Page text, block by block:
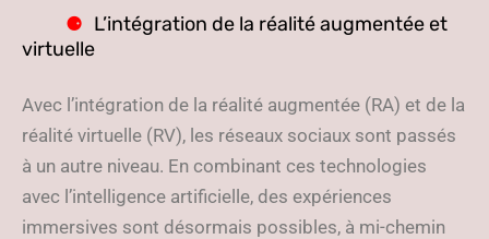
L’intégration de la réalité augmentée et
virtuelle
Avec l’intégration de la réalité augmentée (RA) et de la
réalité virtuelle (RV), les réseaux sociaux sont passés
à un autre niveau. En combinant ces technologies
avec l’intelligence artificielle, des expériences
immersives sont désormais possibles, à mi-chemin